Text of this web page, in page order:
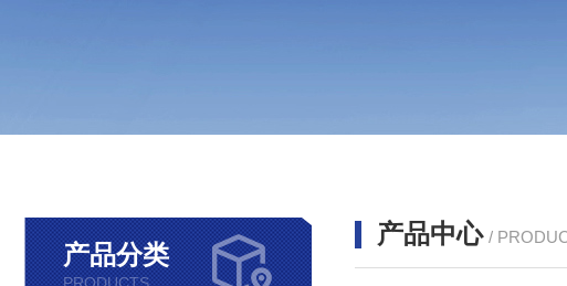
产品分类
产品中心 /